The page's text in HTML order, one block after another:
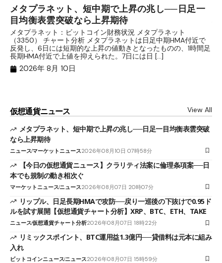
メタプラネット、短中期で上昇の兆し──日足一
目均衡表雲突破なら上昇期待
メタプラネット：ビットコイン財務状況 メタプラネット
（3350） チャート分析 メタプラネットは日足中期HMA付近で
反発し、6日には短期的な上昇の値動きとなったものの、1時間足
長期HMA付近で上値を抑えられた。7日には日 […]
2026年 8月 10日
仮想通貨ニュース View All
メタプラネット、短中期で上昇の兆し──日足一目均衡表雲突破
なら上昇期待
ニュースマーケットニュース2026年08月10日 07時58分
【今日の仮想通貨ニュース】クラリティ法案に倫理条項案──日
本でも規制の動き相次ぐ
マーケットニュースニュース2026年08月07日 20時07分
リップル、日足長期HMAで攻防──戻り一巡後の下抜けで0.95ド
ルを試す展開【仮想通貨チャート分析】XRP、BTC、ETH、TAKE
ニュース仮想通貨チャート分析2026年08月07日 18時22分
リミックスポイント、BTC運用益1.3億円──貸借料は元本に組み
入れ
ビットコインニュースニュース2026年08月07日 15時59分